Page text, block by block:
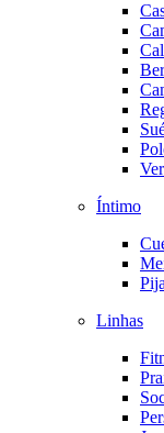
Íntimo
Linhas